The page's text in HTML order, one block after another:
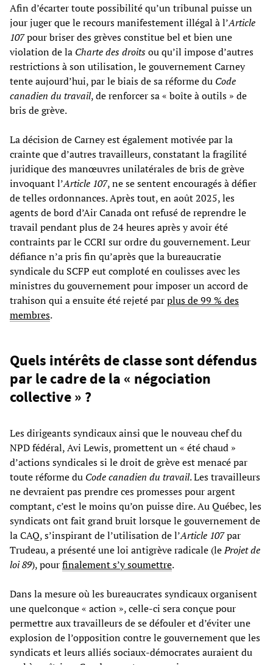
Afin d’écarter toute possibilité qu’un tribunal puisse un
jour juger que le recours manifestement illégal à l’Article
107pour briser des grèves constitue bel et bien une
violation de la Charte des droitsou qu’il impose d’autres
restrictions à son utilisation, le gouvernement Carney
tente aujourd’hui, par le biais de sa réforme du Code
canadien du travail, de renforcer sa « boîte à outils » de
bris de grève.
La décision de Carney est également motivée par la
crainte que d’autres travailleurs, constatant la fragilité
juridique des manœuvres unilatérales de bris de grève
invoquant l’Article 107, ne se sentent encouragés à défier
de telles ordonnances. Après tout, en août 2025, les
agents de bord d’Air Canada ont refusé de reprendre le
travail pendant plus de 24 heures après y avoir été
contraints par le CCRI sur ordre du gouvernement. Leur
défiance n’a pris fin qu’après que la bureaucratie
syndicale du SCFP eut comploté en coulisses avec les
ministres du gouvernement pour imposer un accord de
trahison qui a ensuite été rejeté parplus de 99 % des
membres.
Quels intérêts de classe sont défendus
par le cadre de la « négociation
collective » ?
Les dirigeants syndicaux ainsi que le nouveau chef du
NPD fédéral, Avi Lewis, promettent un « été chaud »
d’actions syndicales si le droit de grève est menacé par
toute réforme du Code canadien du travail. Les travailleurs
ne devraient pas prendre ces promesses pour argent
comptant, c’est le moins qu’on puisse dire. Au Québec, les
syndicats ont fait grand bruit lorsque le gouvernement de
la CAQ, s’inspirant de l’utilisation de l’Article 107par
Trudeau, a présenté une loi antigrève radicale (leProjet de
loi 89), pourfinalement s’y soumettre.
Dans la mesure où les bureaucrates syndicaux organisent
une quelconque « action », celle-ci sera conçue pour
permettre aux travailleurs de se défouler et d’éviter une
explosion de l’opposition contre le gouvernement que les
syndicats et leurs alliés sociaux-démocrates auraient du